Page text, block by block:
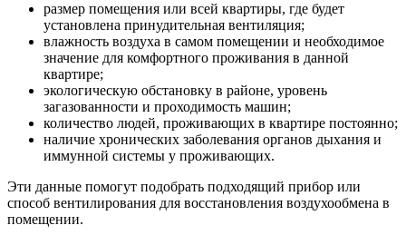
размер помещения или всей квартиры, где будет
установлена принудительная вентиляция;
влажность воздуха в самом помещении и необходимое
значение для комфортного проживания в данной
квартире;
экологическую обстановку в районе, уровень
загазованности и проходимость машин;
количество людей, проживающих в квартире постоянно;
наличие хронических заболевания органов дыхания и
иммунной системы у проживающих.
Эти данные помогут подобрать подходящий прибор или
способ вентилирования для восстановления воздухообмена в
помещении.